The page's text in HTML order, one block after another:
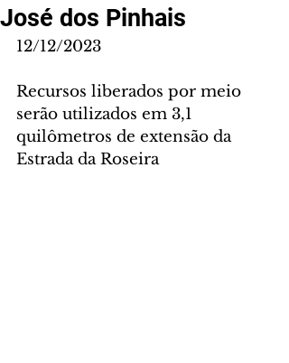
José dos Pinhais
12/12/2023
Recursos liberados por meio
serão utilizados em 3,1
quilômetros de extensão da
Estrada da Roseira